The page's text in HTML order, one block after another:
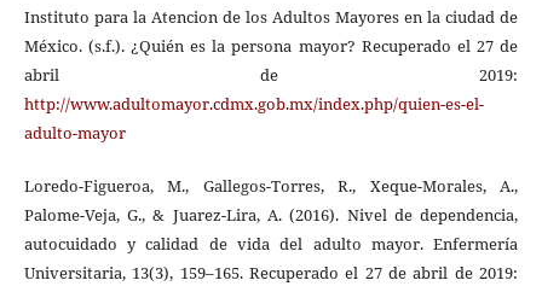
Instituto para la Atencion de los Adultos Mayores en la ciudad de
México. (s.f.). ¿Quién es la persona mayor? Recuperado el 27 de
abril de 2019:
http://www.adultomayor.cdmx.gob.mx/index.php/quien-es-el-
adulto-mayor
Loredo-Figueroa, M., Gallegos-Torres, R., Xeque-Morales, A.,
Palome-Veja, G., & Juarez-Lira, A. (2016). Nivel de dependencia,
autocuidado y calidad de vida del adulto mayor. Enfermería
Universitaria, 13(3), 159–165. Recuperado el 27 de abril de 2019: